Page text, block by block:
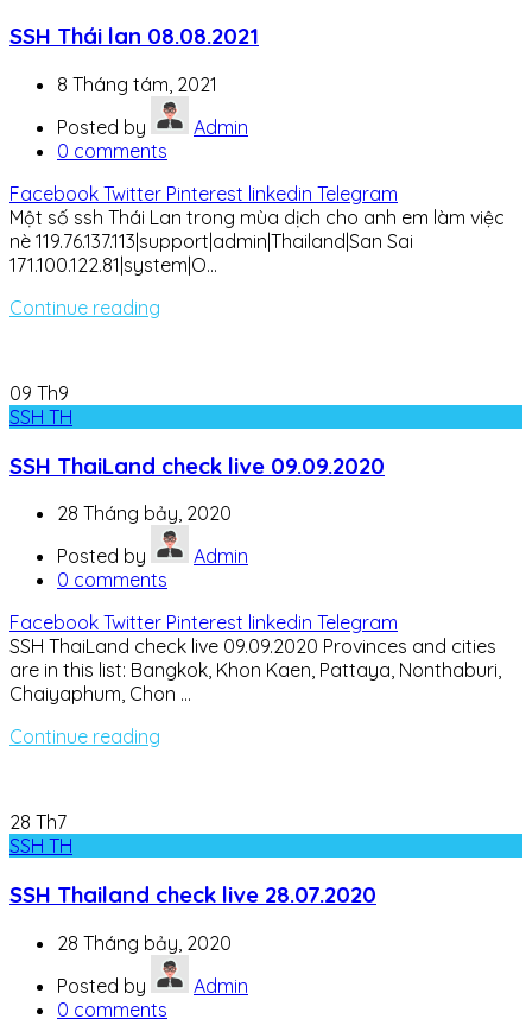
SSH Thái lan 08.08.2021
8 Tháng tám, 2021
Posted by
Admin
0 comments
Facebook Twitter Pinterest linkedin Telegram
Một số ssh Thái Lan trong mùa dịch cho anh em làm việc
nè 119.76.137.113|support|admin|Thailand|San Sai
171.100.122.81|system|O...
Continue reading
09 Th9
SSH TH
SSH ThaiLand check live 09.09.2020
28 Tháng bảy, 2020
Posted by
Admin
0 comments
Facebook Twitter Pinterest linkedin Telegram
SSH ThaiLand check live 09.09.2020 Provinces and cities
are in this list: Bangkok, Khon Kaen, Pattaya, Nonthaburi,
Chaiyaphum, Chon ...
Continue reading
28 Th7
SSH TH
SSH Thailand check live 28.07.2020
28 Tháng bảy, 2020
Posted by
Admin
0 comments